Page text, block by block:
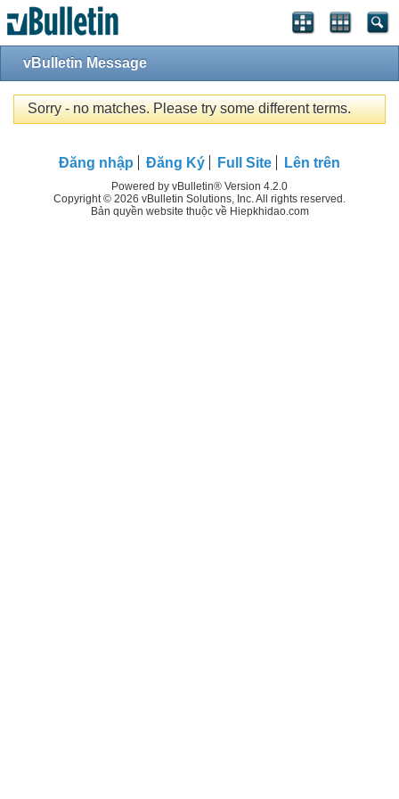
vBulletin Message
Sorry - no matches. Please try some different terms.
Đăng nhập Đăng Ký Full Site Lên trên
Powered by vBulletin® Version 4.2.0
Copyright © 2026 vBulletin Solutions, Inc. All rights reserved.
Bản quyền website thuộc về Hiepkhidao.com